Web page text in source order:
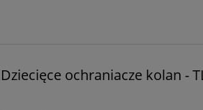
Dziecięce ochraniacze kolan -